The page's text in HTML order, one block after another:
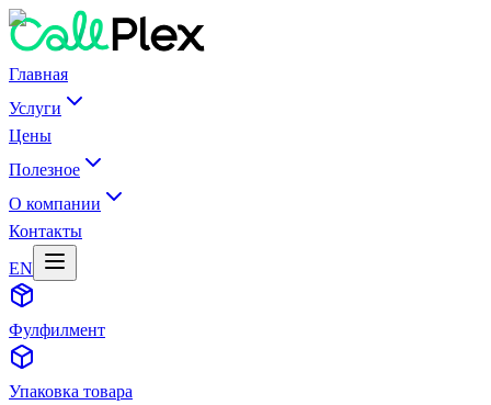
Главная
Услуги
Цены
Полезное
О компании
Контакты
EN
Фулфилмент
Упаковка товара